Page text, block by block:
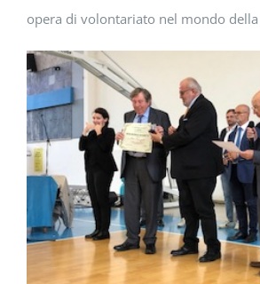
opera di volontariato nel mondo